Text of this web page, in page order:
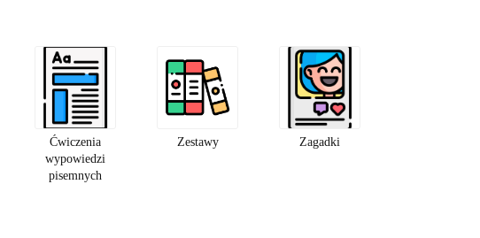
Ćwiczenia
wypowiedzi
pisemnych
Zestawy Zagadki